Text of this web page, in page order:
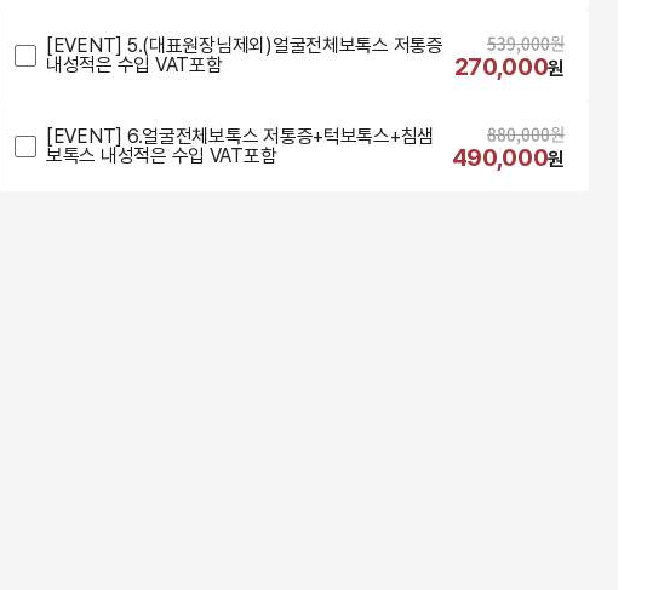
[EVENT] 5.(대표원장님제외)얼굴전체보톡스 저통증
내성적은 수입 VAT포함
539,000원
270,000원
[EVENT] 6.얼굴전체보톡스 저통증+턱보톡스+침샘
보톡스 내성적은 수입 VAT포함
880,000원
490,000원